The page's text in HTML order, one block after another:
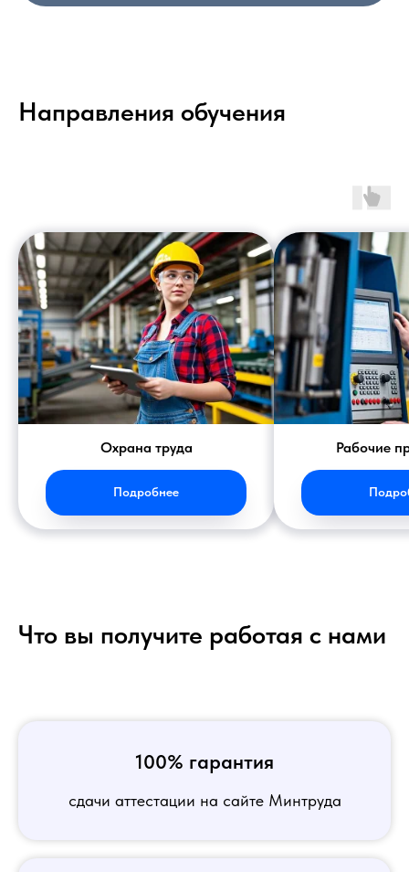
Направления обучения
Охрана труда
Подробнее
Рабочие
Что вы получите работая с нами
100% гарантия
сдачи аттестации на сайте Минтруда